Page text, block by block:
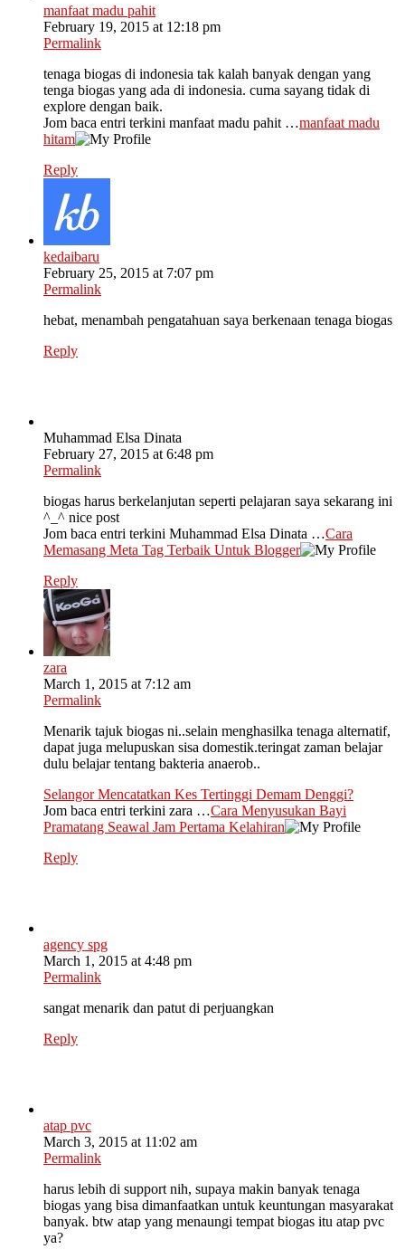
manfaat madu pahit
February 19, 2015 at 12:18 pm
Permalink
tenaga biogas di indonesia tak kalah banyak dengan yang
tenga biogas yang ada di indonesia. cuma sayang tidak di
explore dengan baik.
Jom baca entri terkini manfaat madu pahit …manfaat madu
hitam
Reply
kedaibaru
February 25, 2015 at 7:07 pm
Permalink
hebat, menambah pengatahuan saya berkenaan tenaga biogas
Reply
Muhammad Elsa Dinata
February 27, 2015 at 6:48 pm
Permalink
biogas harus berkelanjutan seperti pelajaran saya sekarang ini
^_^ nice post
Jom baca entri terkini Muhammad Elsa Dinata …Cara
Memasang Meta Tag Terbaik Untuk Blogger
Reply
zara
March 1, 2015 at 7:12 am
Permalink
Menarik tajuk biogas ni..selain menghasilka tenaga alternatif,
dapat juga melupuskan sisa domestik.teringat zaman belajar
dulu belajar tentang bakteria anaerob..
Selangor Mencatatkan Kes Tertinggi Demam Denggi?
Jom baca entri terkini zara …Cara Menyusukan Bayi
Pramatang Seawal Jam Pertama Kelahiran
Reply
agency spg
March 1, 2015 at 4:48 pm
Permalink
sangat menarik dan patut di perjuangkan
Reply
atap pvc
March 3, 2015 at 11:02 am
Permalink
harus lebih di support nih, supaya makin banyak tenaga
biogas yang bisa dimanfaatkan untuk keuntungan masyarakat
banyak. btw atap yang menaungi tempat biogas itu atap pvc
ya?